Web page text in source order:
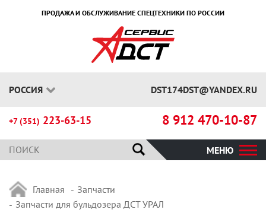
ПРОДАЖА И ОБСЛУЖИВАНИЕ СПЕЦТЕХНИКИ ПО РОССИИ
РОССИЯ DST174DST@YANDEX.RU
+7 (351) 223-63-15 8 912 470-10-87
МЕНЮ
Главная
Запчасти
Запчасти для бульдозера ДСТ УРАЛ